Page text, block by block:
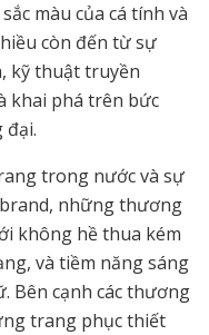
màu của cá tính và
còn đến từ sự
kỹ thuật truyền
khai phá trên bức
đại.
trong nước và sự
những thương
không hề thua kém
và tiềm năng sáng
Bên cạnh các thương
trang phục thiết